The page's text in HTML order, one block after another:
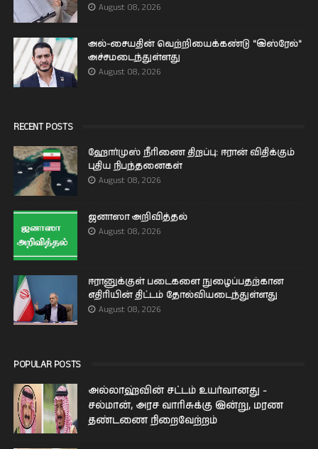
August 08, 2026
அல்-சையதின் வெற்றியைக்கண்டு "இஸ்ரேல்"
அச்சமடைந்துள்ளது
August 08, 2026
RECENT POSTS
ஹோர்முஸ் நீரிணை திறப்பு: ஈரான் விதிக்கும்
புதிய நிபந்தனைகள்
August 08, 2026
ஜனாஸா அறிவித்தல்
August 08, 2026
ஈரானுக்குள் படைகளை நுழைப்பதற்கான
எதிரியின் திட்டம் தோல்வியடைந்துள்ளது
August 08, 2026
POPULAR POSTS
அல்லாஹ்வின் சட்டம் உயர்வானது -
சல்மான், அரச வாரிசுக்கு இன்று, மரண
தண்டணை நிறைவேற்றம்